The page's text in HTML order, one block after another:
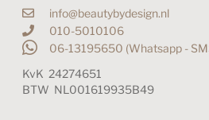
info@beautybydesign.nl
010-5010106
06-13195650 (Whatsapp -
KvK 24274651
BTW NL001619935B49